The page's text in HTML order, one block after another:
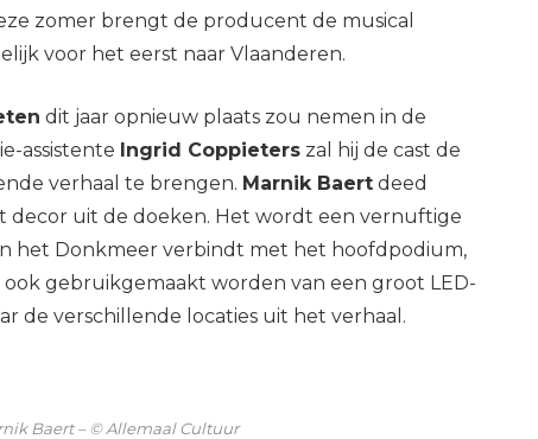
zomer brengt de producent de musical
voor het eerst naar Vlaanderen.
dit jaar opnieuw plaats zou nemen in de
assistente Ingrid Coppieterszal hij de cast de
verhaal te brengen. Marnik Baertdeed
decor uit de doeken. Het wordt een vernuftige
het Donkmeer verbindt met het hoofdpodium,
gebruikgemaakt worden van een groot LED-
de verschillende locaties uit het verhaal.
Baert – © Allemaal Cultuur